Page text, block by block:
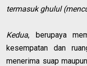
termasuk ghulul
Kedua, berupaya
kesempatan dan
menerima suap